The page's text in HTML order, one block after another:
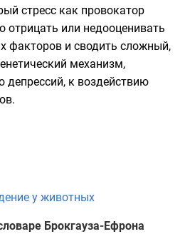
стресс как провокатор
отрицать или недооценивать
факторов и сводить сложный,
механизм,
к воздействию
у животных
Брокгауза-Ефрона